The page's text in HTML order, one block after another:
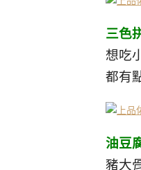
三色
想吃
都有
油豆
豬大